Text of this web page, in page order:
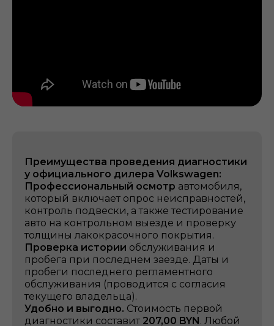
Преимущества проведения диагностики
у официального дилера Volkswagen:
Профессиональный осмотр автомобиля,
который включает опрос неисправностей,
контроль подвески, а также тестирование
авто на контрольном выезде и проверку
толщины лакокрасочного покрытия.
Проверка истории обслуживания и
пробега при последнем заезде. Даты и
пробеги последнего регламентного
обслуживания (проводится с согласия
текущего владельца).
Удобно и выгодно. Стоимость первой
диагностики составит 207,00 BYN. Любой